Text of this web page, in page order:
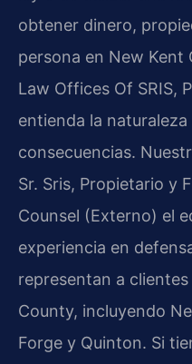
obtener dinero,
persona en New Kent
Law Offices Of SRIS,
entienda la
consecuencias.
Sr. Sris, Propietario y
Counsel (Externo) el
experiencia en
representan a
County, incluyendo
Forge y Quinton. Si